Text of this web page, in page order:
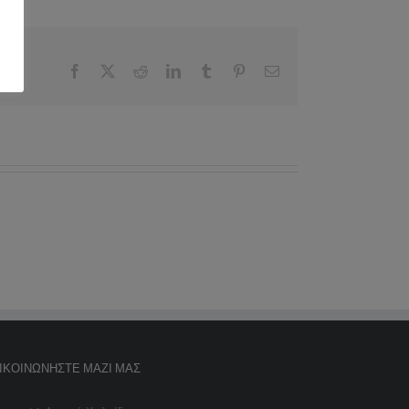
Facebook RedditLinkedInTumblr PinterestEmail
ΜΑΖΊ ΜΑΣ